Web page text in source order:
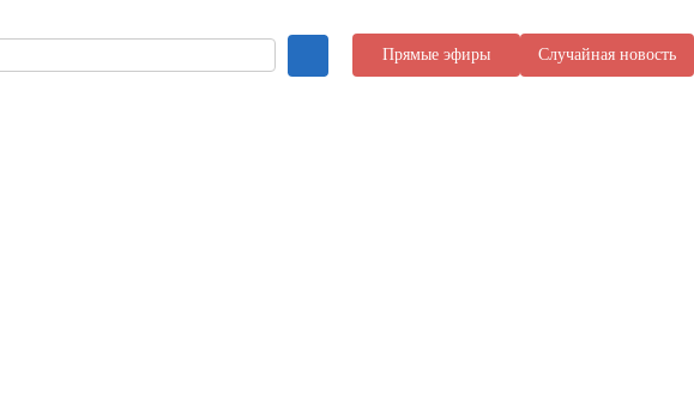
Прямые эфиры Случайная новость